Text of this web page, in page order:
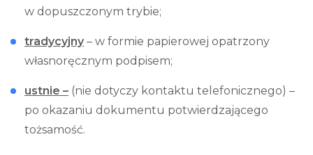
w dopuszczonym trybie;
tradycyjny – w formie papierowej opatrzony
własnoręcznym podpisem;
ustnie – (nie dotyczy kontaktu telefonicznego) –
po okazaniu dokumentu potwierdzającego
tożsamość.